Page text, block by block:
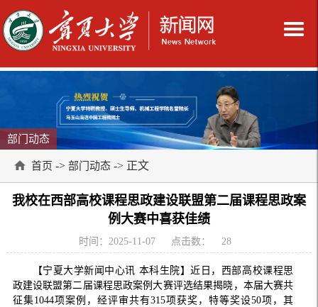
部门动态
首页 -> 部门动态 -> 正文
我校在西部高校课程思政建设联盟第二届课程思政案
例大赛中喜获佳绩
时间：2025-11-07 点击数： 28
【宁夏大学新闻中心讯 本科生院】近日，西部高校课程思
政建设联盟第二届课程思政案例大赛评选结果揭晓，本届大赛共
征集1044项案例，经评审共有315项获奖，特等奖设50项，其